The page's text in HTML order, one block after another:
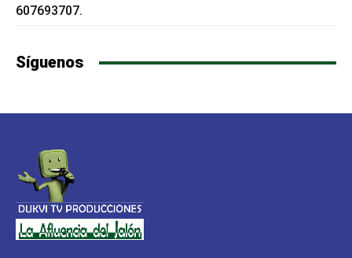
607693707.
Síguenos